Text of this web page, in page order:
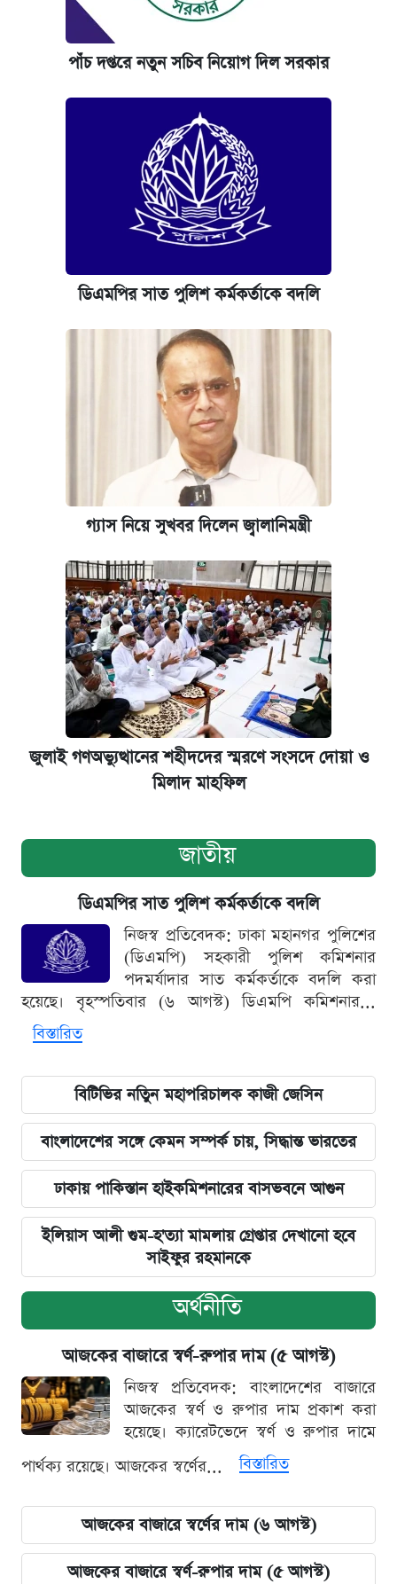
পাঁচ দপ্তরে নতুন সচিব নিয়োগ দিল সরকার
ডিএমপির সাত পুলিশ কর্মকর্তাকে বদলি
গ্যাস নিয়ে সুখবর দিলেন জ্বালানিমন্ত্রী
জুলাই গণঅভ্যুত্থানের শহীদদের স্মরণে সংসদে দোয়া ও
মিলাদ মাহফিল
জাতীয়
ডিএমপির সাত পুলিশ কর্মকর্তাকে বদলি
নিজস্ব প্রতিবেদক: ঢাকা মহানগর পুলিশের
(ডিএমপি) সহকারী পুলিশ কমিশনার
পদমর্যাদার সাত কর্মকর্তাকে বদলি করা
হয়েছে। বৃহস্পতিবার (৬ আগস্ট) ডিএমপি কমিশনার...
বিস্তারিত
বিটিভির নতিুন মহাপরিচালক কাজী জেসিন
বাংলাদেশের সঙ্গে কেমন সম্পর্ক চায়, সিদ্ধান্ত ভারতের
ঢাকায় পাকিস্তান হাইকমিশনারের বাসভবনে আগুন
ইলিয়াস আলী গুম-হ'ত্যা মামলায় গ্রেপ্তার দেখানো হবে
সাইফুর রহমানকে
অর্থনীতি
আজকের বাজারে স্বর্ণ-রুপার দাম (৫ আগস্ট)
নিজস্ব প্রতিবেদক: বাংলাদেশের বাজারে
আজকের স্বর্ণ ও রুপার দাম প্রকাশ করা
হয়েছে। ক্যারেটভেদে স্বর্ণ ও রুপার দামে
পার্থক্য রয়েছে। আজকের স্বর্ণের...
বিস্তারিত
আজকের বাজারে স্বর্ণের দাম (৬ আগস্ট)
আজকের বাজারে স্বর্ণ-রুপার দাম (৫ আগস্ট)